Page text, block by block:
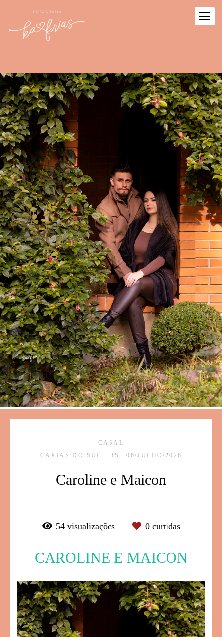
CASAL
CAXIAS DO SUL - RS
06/JULHO/2026
Caroline e Maicon
54visualizações 0curtidas
CAROLINE E MAICON